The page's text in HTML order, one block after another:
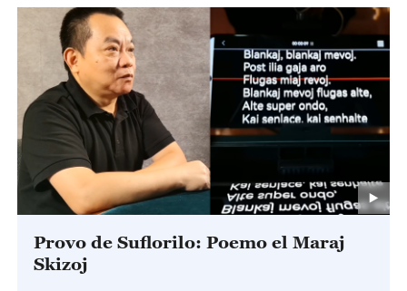
Provo de Suflorilo: Poemo el Maraj
Skizoj